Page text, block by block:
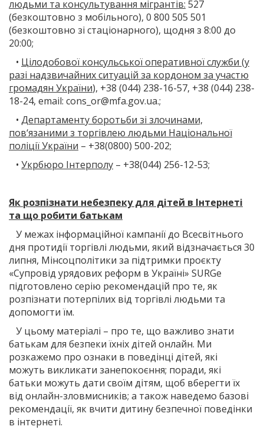
людьми та консультування мігрантів: 527
(безкоштовно з мобільного), 0 800 505 501
(безкоштовно зі стаціонарного), щодня з 8:00 до
20:00;
• Цілодобової консульської оперативної служби (у
разі надзвичайних ситуацій за кордоном за участю
громадян України), +38 (044) 238-16-57, +38 (044) 238-
18-24, email: cons_or@mfa.gov.ua.;
• Департаменту боротьби зі злочинами,
пов‘язаними з торгівлею людьми Національної
поліції України – +38(0800) 500-202;
• Укрбюро Інтерполу – +38(044) 256-12-53;
Як розпізнати небезпеку для дітей в Інтернеті
та що робити батькам
У межах інформаційної кампанії до Всесвітнього
дня протидії торгівлі людьми, який відзначається 30
липня, Мінсоцполітики за підтримки проєкту
«Супровід урядових реформ в Україні» SURGe
підготовлено серію рекомендацій про те, як
розпізнати потерпілих від торгівлі людьми та
допомогти їм.
У цьому матеріалі – про те, що важливо знати
батькам для безпеки їхніх дітей онлайн. Ми
розкажемо про ознаки в поведінці дітей, які
можуть викликати занепокоєння; поради, які
батьки можуть дати своїм дітям, щоб вберегти їх
від онлайн-зловмисників; а також наведемо базові
рекомендації, як вчити дитину безпечної поведінки
в інтернеті.